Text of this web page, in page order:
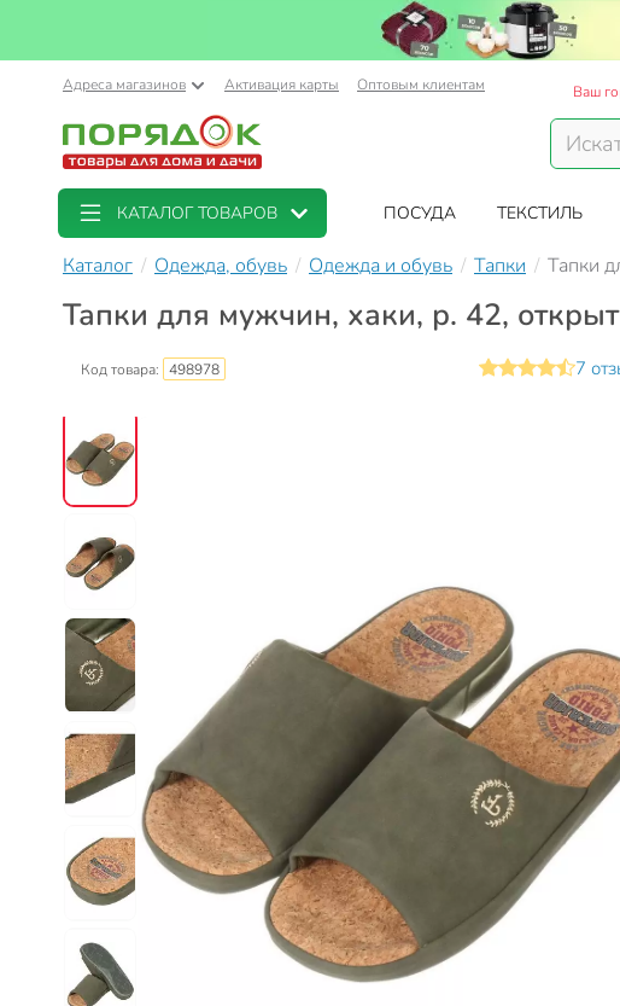
Адреса магазинов Активация карты Оптовым клиентам Ваш
КАТАЛОГ ТОВАРОВ ПОСУДА ТЕКСТИЛЬ
Каталог Одежда, обувь Одежда и обувь Тапки Тапки
Тапки для мужчин, хаки, р. 42,
Код товара: 498978 7